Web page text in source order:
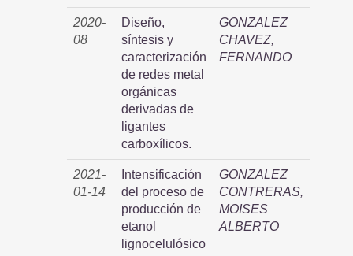
2020-
08
Diseño,
síntesis y
caracterización
de redes metal
orgánicas
derivadas de
ligantes
carboxílicos.
GONZALEZ
CHAVEZ,
FERNANDO
2021-
01-14
Intensificación
del proceso de
producción de
etanol
lignocelulósico
GONZALEZ
CONTRERAS,
MOISES
ALBERTO